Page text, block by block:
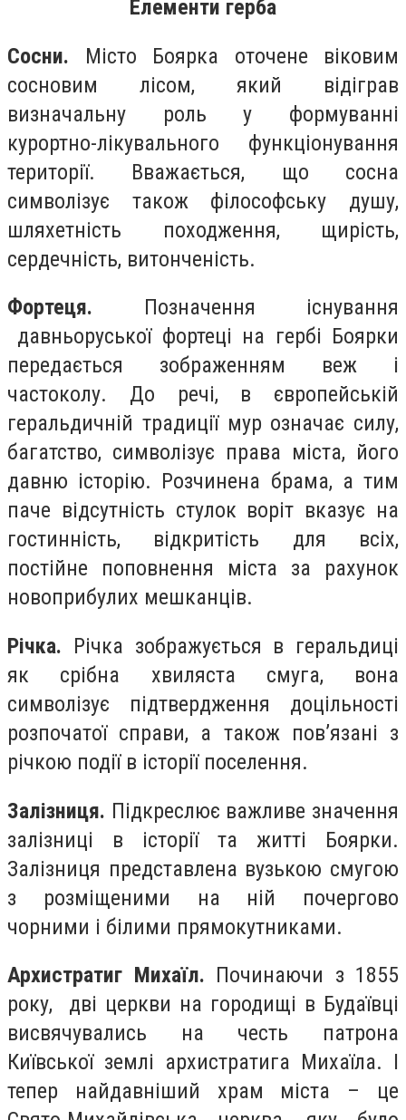
Елементи герба
Сосни. Місто Боярка оточене віковим
сосновим лісом, який відіграв
визначальну роль у формуванні
курортно-лікувального функціонування
території. Вважається, що сосна
символізує також філософську душу,
шляхетність походження, щирість,
сердечність, витонченість.
Фортеця. Позначення існування
давньоруської фортеці на гербі Боярки
передається зображенням веж і
частоколу. До речі, в європейській
геральдичній традиції мур означає силу,
багатство, символізує права міста, його
давню історію. Розчинена брама, а тим
паче відсутність стулок воріт вказує на
гостинність, відкритість для всіх,
постійне поповнення міста за рахунок
новоприбулих мешканців.
Річка. Річка зображується в геральдиці
як срібна хвиляста смуга, вона
символізує підтвердження доцільності
розпочатої справи, а також пов’язані з
річкою події в історії поселення.
Залізниця. Підкреслює важливе значення
залізниці в історії та житті Боярки.
Залізниця представлена вузькою смугою
з розміщеними на ній почергово
чорними і білими прямокутниками.
Архистратиг Михаїл. Починаючи з 1855
року, дві церкви на городищі в Будаївці
висвячувались на честь патрона
Київської землі архистратига Михаїла. І
тепер найдавніший храм міста – це